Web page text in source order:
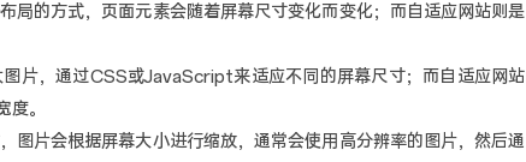
的方式，页面元素会随着屏幕尺寸变化而变化；而自适应网站则是
，通过CSS或JavaScript来适应不同的屏幕尺寸；而自适应网站
。
片会根据屏幕大小进行缩放，通常会使用高分辨率的图片，然后通